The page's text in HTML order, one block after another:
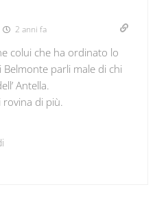
2 anni fa
colui che ha ordinato lo
parli male di chi
Antella.
rovina di più.